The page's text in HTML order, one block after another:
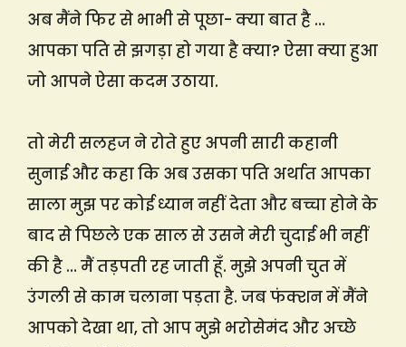
अब मैंने फिर से भाभी से पूछा- क्या बात है …
आपका पति से झगड़ा हो गया है क्या? ऐसा क्या हुआ
जो आपने ऐसा कदम उठाया.
तो मेरी सलहज ने रोते हुए अपनी सारी कहानी
सुनाई और कहा कि अब उसका पति अर्थात आपका
साला मुझ पर कोई ध्यान नहीं देता और बच्चा होने के
बाद से पिछले एक साल से उसने मेरी चुदाई भी नहीं
की है … मैं तड़पती रह जाती हूँ. मुझे अपनी चुत में
उंगली से काम चलाना पड़ता है. जब फंक्शन में मैंने
आपको देखा था, तो आप मुझे भरोसेमंद और अच्छे